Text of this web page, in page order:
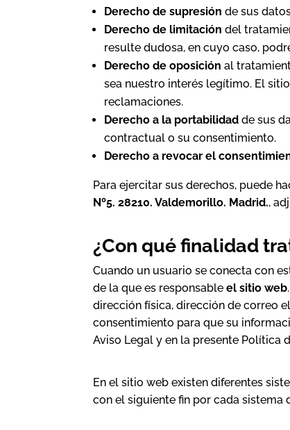
Derecho de supresiónde sus
Derecho de limitacióndel
resulte dudosa, en cuyo caso,
Derecho de oposiciónal
sea nuestro interés legítimo. El
reclamaciones.
Derecho a la portabilidadde sus
contractual o su consentimiento.
Derecho a revocar el
Para ejercitar sus derechos, puede
Nº5. 28210. Valdemorillo. Madrid.,
¿Con qué finalidad
Cuando un usuario se conecta con
de la que es responsableel sitio web
dirección física, dirección de correo
consentimiento para que su
Aviso Legal y en la presente Política
En el sitio web existen diferentes
con el siguiente fin por cada sistema